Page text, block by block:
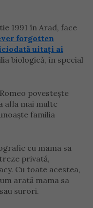
1991 în Arad, face
forgotten
uitați ai
biologică, în special
povestește
afla mai multe
familia
cu mama sa
privată,
Cu toate acestea,
arată mama sa
surori.